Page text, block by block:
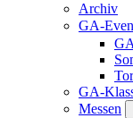
Archiv
GA-
GA-
Messen